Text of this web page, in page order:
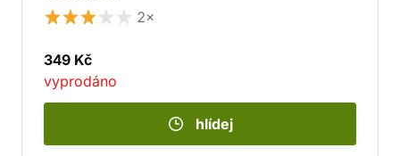
2×
349 Kč
vyprodáno
hlídej